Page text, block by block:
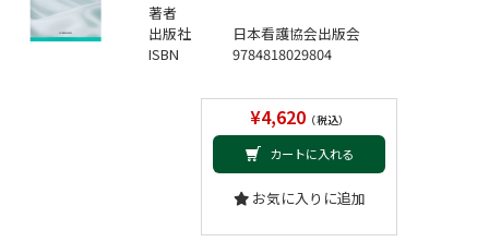
著者
出版社
日本看護協会出版会
ISBN
9784818029804
¥4,620（税込）
カートに入れる
お気に入りに追加